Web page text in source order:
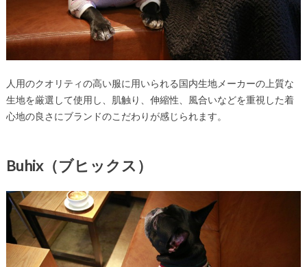
人用のクオリティの高い服に用いられる国内生地メーカーの上質な
生地を厳選して使用し、肌触り、伸縮性、風合いなどを重視した着
心地の良さにブランドのこだわりが感じられます。
Buhix（ブヒックス）